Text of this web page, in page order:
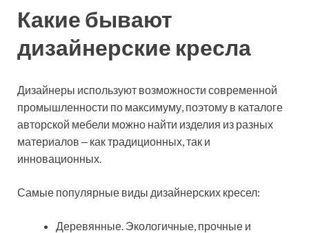
Какие бывают
дизайнерские кресла
Дизайнеры используют возможности современной
промышленности по максимуму, поэтому в каталоге
авторской мебели можно найти изделия из разных
материалов ‒ как традиционных, так и
инновационных.
Самые популярные виды дизайнерских кресел:
Деревянные. Экологичные, прочные и